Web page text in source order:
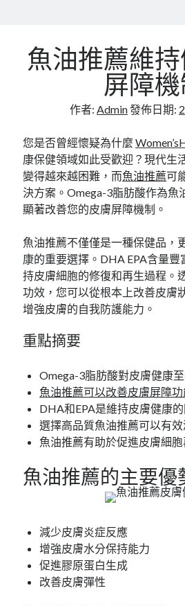
魚油推薦維
屏障
作者: Admin發佈日期:
您是否曾經懷疑為什麼
康保健領域如此受歡迎？現代生
變得越來越困難，而魚油推薦可
決方案。Omega-3脂肪酸作為魚
顯著改善您的皮膚屏障機制。
魚油推薦不僅僅是一種保健品，
康的重要選擇。DHA EPA含量豐
持皮膚細胞的修復和再生過程。
功效，您可以從根本上改善皮膚
增強皮膚的自我防護能力。
重點摘要
Omega-3脂肪酸對皮膚健康
魚油推薦可以改善皮膚屏障功
DHA和EPA是維持皮膚健康
選擇高品質魚油推薦可以有
魚油推薦有助於促進皮膚細胞
魚油推薦的主要優
減少皮膚炎症反應
增強皮膚水分保持能力
促進膠原蛋白生成
改善皮膚彈性